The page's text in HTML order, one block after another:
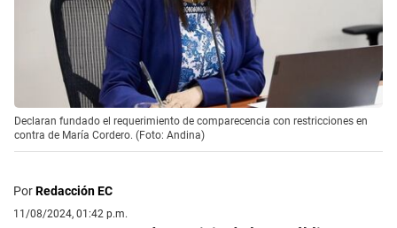
Declaran fundado el requerimiento de comparecencia con restricciones en
contra de María Cordero. (Foto: Andina)
PorRedacción EC
11/08/2024, 01:42 p.m.